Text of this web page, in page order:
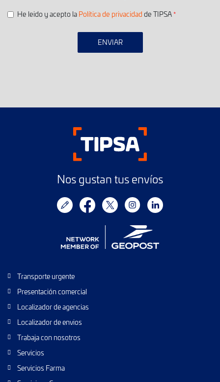
He leido y acepto la Política de privacidad de TIPSA
ENVIAR
Nos gustan tus envíos
Transporte urgente
Presentación comercial
Localizador de agencias
Localizador de envios
Trabaja con nosotros
Servicios
Servicios Farma